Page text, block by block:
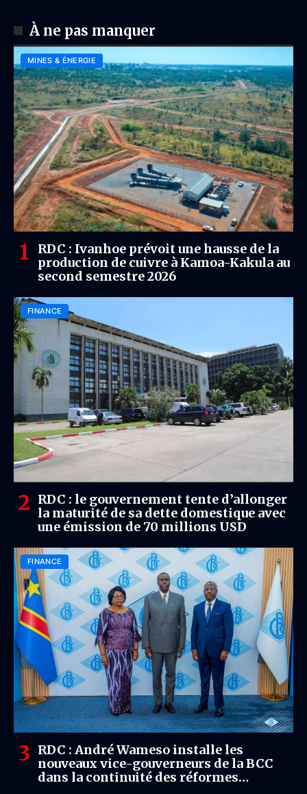
À ne pas manquer
MINES & ÉNERGIE
RDC : Ivanhoe prévoit une hausse de la
production de cuivre à Kamoa-Kakula au
second semestre 2026
FINANCE
RDC : le gouvernement tente d’allonger
la maturité de sa dette domestique avec
une émission de 70 millions USD
FINANCE
RDC : André Wameso installe les
nouveaux vice-gouverneurs de la BCC
dans la continuité des réformes